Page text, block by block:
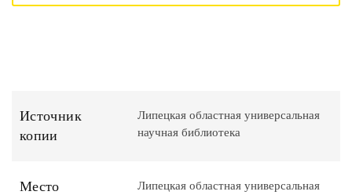
Источник
копии
Липецкая областная универсальная
научная библиотека
Место
Липецкая областная универсальная